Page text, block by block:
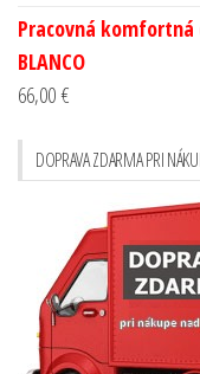
Pracovná komfortná
BLANCO
66,00 €
DOPRAVA ZDARMA PRI